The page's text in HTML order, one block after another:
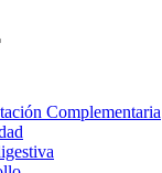
Complementaria